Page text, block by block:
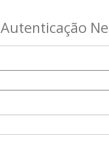
Autenticação